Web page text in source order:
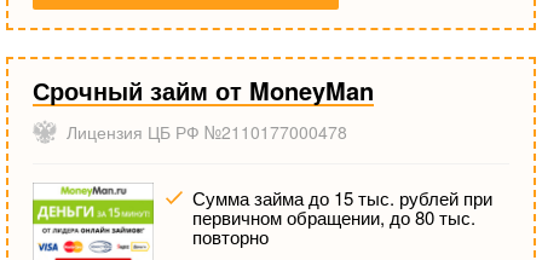
Срочный займ от MoneyMan
Лицензия ЦБ РФ №2110177000478
Сумма займа до 15 тыс. рублей при
первичном обращении, до 80 тыс.
повторно